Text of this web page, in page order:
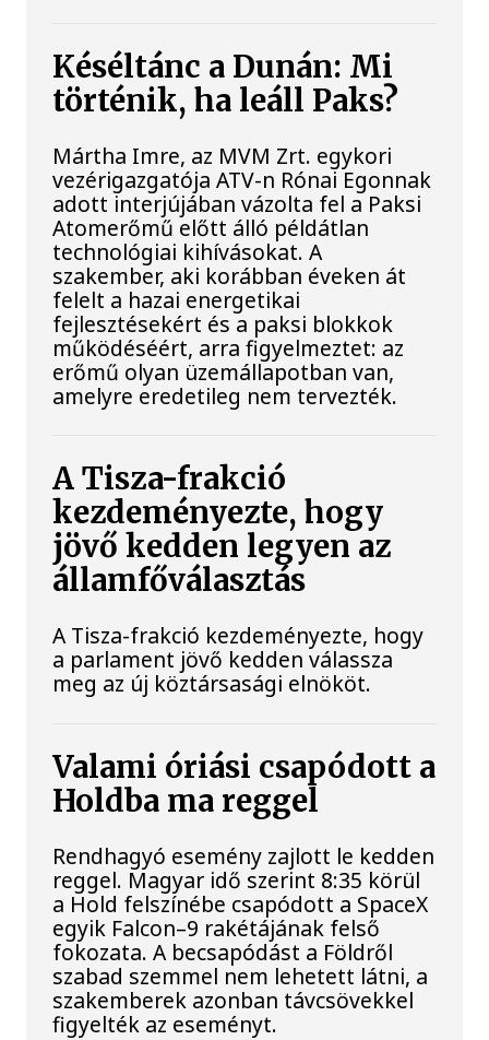
Késéltánc a Dunán: Mi
történik, ha leáll Paks?
Mártha Imre, az MVM Zrt. egykori
vezérigazgatója ATV-n Rónai Egonnak
adott interjújában vázolta fel a Paksi
Atomerőmű előtt álló példátlan
technológiai kihívásokat. A
szakember, aki korábban éveken át
felelt a hazai energetikai
fejlesztésekért és a paksi blokkok
működéséért, arra figyelmeztet: az
erőmű olyan üzemállapotban van,
amelyre eredetileg nem tervezték.
A Tisza-frakció
kezdeményezte, hogy
jövő kedden legyen az
államfőválasztás
A Tisza-frakció kezdeményezte, hogy
a parlament jövő kedden válassza
meg az új köztársasági elnököt.
Valami óriási csapódott a
Holdba ma reggel
Rendhagyó esemény zajlott le kedden
reggel. Magyar idő szerint 8:35 körül
a Hold felszínébe csapódott a SpaceX
egyik Falcon–9 rakétájának felső
fokozata. A becsapódást a Földről
szabad szemmel nem lehetett látni, a
szakemberek azonban távcsövekkel
figyelték az eseményt.